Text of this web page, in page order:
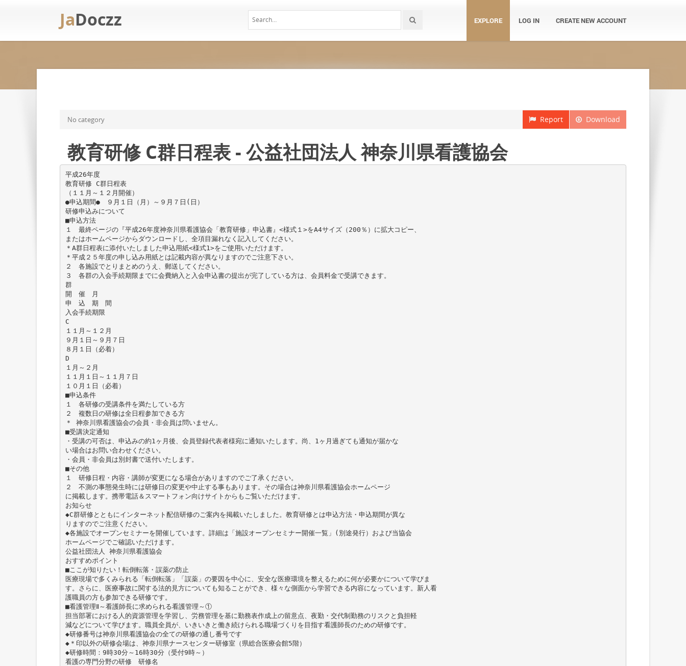
JaDoczz EXPLORE LOG IN CREATE NEW ACCOUNT
Download
Report
No category
教育研修 C群日程表 - 公益社団法人 神奈川県看護協会
平成26年度
教育研修 C群日程表
（１１月～１２月開催）
●申込期間● ９月１日（月）～９月７日(日）
研修申込みについて
■申込方法
１ 最終ページの『平成26年度神奈川県看護協会「教育研修」申込書』<様式１>をA4サイズ（200％）に拡大コピー、
またはホームページからダウンロードし、全項目漏れなく記入してください。
＊A群日程表に添付いたしました申込用紙<様式1>をご使用いただけます。
＊平成２５年度の申し込み用紙とは記載内容が異なりますのでご注意下さい。
２ 各施設でとりまとめのうえ、郵送してください。
３ 各群の入会手続期限までに会費納入と入会申込書の提出が完了している方は、会員料金で受講できます。
群
開 催 月
申 込 期 間
入会手続期限
C
１１月～１２月
９月１日～９月７日
８月１日（必着）
D
１月～２月
１１月１日～１１月７日
１０月１日（必着）
■申込条件
１ 各研修の受講条件を満たしている方
２ 複数日の研修は全日程参加できる方
＊ 神奈川県看護協会の会員・非会員は問いません。
■受講決定通知
・受講の可否は、申込みの約1ヶ月後、会員登録代表者様宛に通知いたします。尚、1ヶ月過ぎても通知が届かな
い場合はお問い合わせください。
・会員・非会員は別封書で送付いたします。
■その他
１ 研修日程・内容・講師が変更になる場合がありますのでご了承ください。
２ 不測の事態発生時には研修日の変更や中止する事もあります。その場合は神奈川県看護協会ホームページ
に掲載します。携帯電話＆スマートフォン向けサイトからもご覧いただけます。
お知らせ
◆C群研修とともにインターネット配信研修のご案内を掲載いたしました。教育研修とは申込方法・申込期間が異な
りますのでご注意ください。
◆各施設でオープンセミナーを開催しています。詳細は「施設オープンセミナー開催一覧」(別途発行）および当協会
ホームページでご確認いただけます。
公益社団法人 神奈川県看護協会
おすすめポイント
■ここが知りたい！転倒転落・誤薬の防止
医療現場で多くみられる「転倒転落」「誤薬」の要因を中心に、安全な医療環境を整えるために何が必要かについて学びま
す。さらに、医療事故に関する法的見方についても知ることができ、様々な側面から学習できる内容になっています。新人看
護職員の方も参加できる研修です。
■看護管理Ⅱ～看護師長に求められる看護管理～①
担当部署における人的資源管理を学習し、労務管理を基に勤務表作成上の留意点、夜勤・交代制勤務のリスクと負担軽
減などについて学びます。職員全員が、いきいきと働き続けられる職場づくりを目指す看護師長のための研修です。
◆研修番号は神奈川県看護協会の全ての研修の通し番号です
◆＊印以外の研修会場は、神奈川県ナースセンター研修室（県総合医療会館5階）
◆研修時間：9時30分～16時30分（受付9時～）
看護の専門分野の研修 研修名